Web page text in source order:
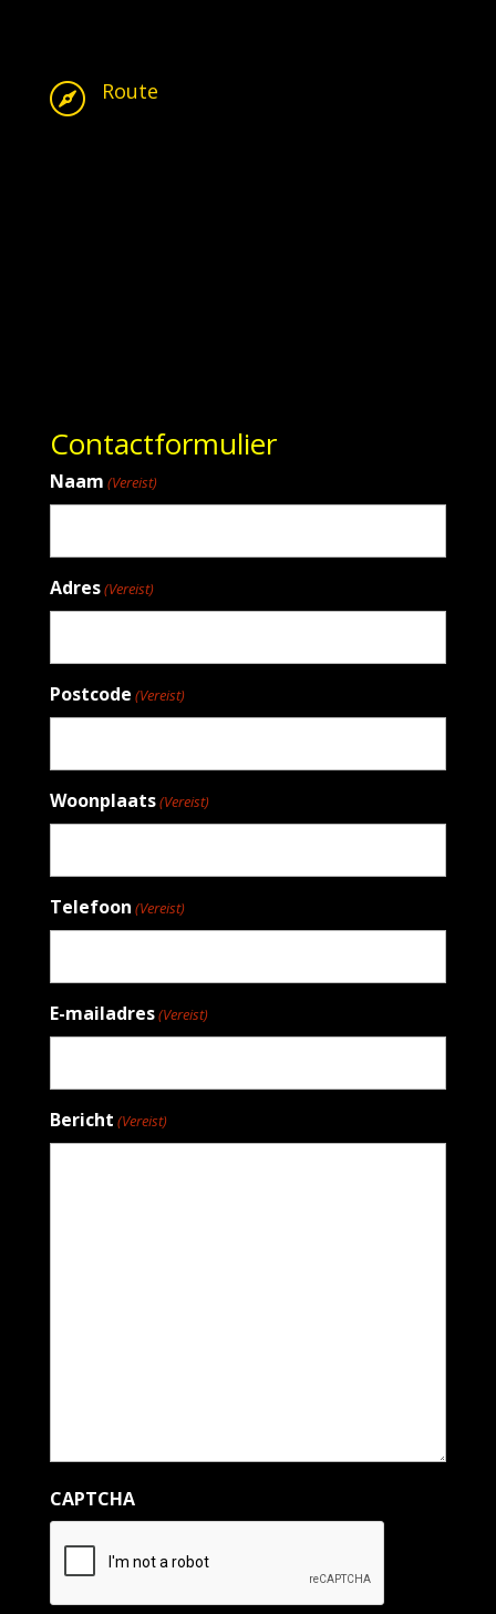
 Route
Contactformulier
Naam (Vereist)
Adres(Vereist)
Postcode (Vereist)
Woonplaats(Vereist)
Telefoon (Vereist)
E-mailadres(Vereist)
Bericht (Vereist)
CAPTCHA